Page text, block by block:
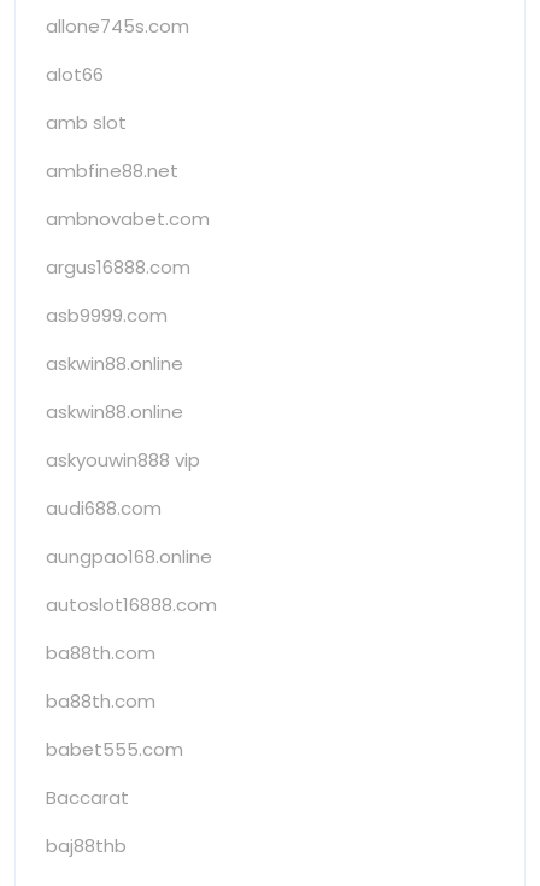
allone745s.com
alot66
amb slot
ambfine88.net
ambnovabet.com
argus16888.com
asb9999.com
askwin88.online
askwin88.online
askyouwin888 vip
audi688.com
aungpao168.online
autoslot16888.com
ba88th.com
ba88th.com
babet555.com
Baccarat
baj88thb